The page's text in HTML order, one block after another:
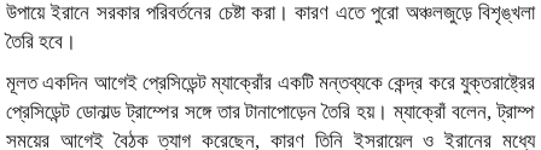
উপায়ে ইরানে সরকার পরিবর্তনের চেষ্টা করা। কারণ এতে পুরো অঞ্চলজুড়ে বিশৃঙ্খলা
তৈরি হবে।
মূলত একদিন আগেই প্রেসিডেন্ট ম্যাক্রোঁর একটি মন্তব্যকে কেন্দ্র করে যুক্তরাষ্ট্রের
প্রেসিডেন্ট ডোনাল্ড ট্রাম্পের সঙ্গে তার টানাপোড়েন তৈরি হয়। ম্যাক্রোঁ বলেন, ট্রাম্প
সময়ের আগেই বৈঠক ত্যাগ করেছেন, কারণ তিনি ইসরায়েল ও ইরানের মধ্যে